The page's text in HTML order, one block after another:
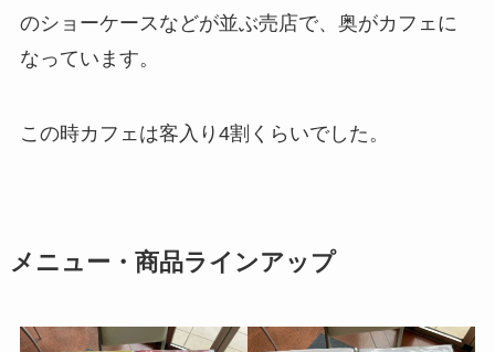
のショーケースなどが並ぶ売店で、奥がカフェに
なっています。
この時カフェは客入り4割くらいでした。
メニュー・商品ラインアップ